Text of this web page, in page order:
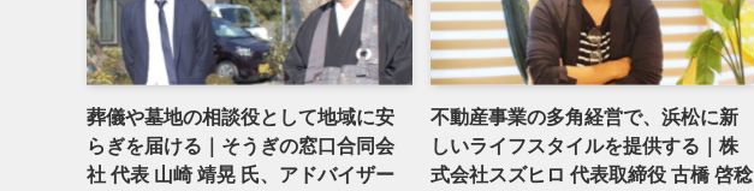
葬儀や墓地の相談役として地域に安
らぎを届ける｜そうぎの窓口合同会
社 代表 山崎 靖晃 氏、アドバイザー
不動産事業の多角経営で、浜松に新
しいライフスタイルを提供する｜株
式会社スズヒロ 代表取締役 古橋 啓稔